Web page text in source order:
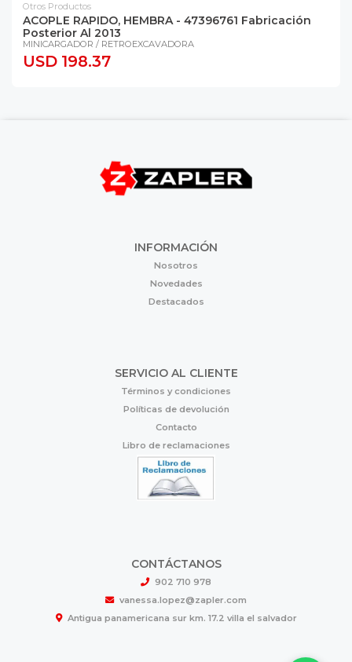
Otros Productos
ACOPLE RAPIDO, HEMBRA - 47396761 Fabricación
Posterior Al 2013
MINICARGADOR / RETROEXCAVADORA
USD 198.37
INFORMACIÓN
Nosotros
Novedades
Destacados
SERVICIO AL CLIENTE
Términos y condiciones
Políticas de devolución
Contacto
Libro de reclamaciones
CONTÁCTANOS
902 710 978
vanessa.lopez@zapler.com
Antigua panamericana sur km. 17.2 villa el salvador